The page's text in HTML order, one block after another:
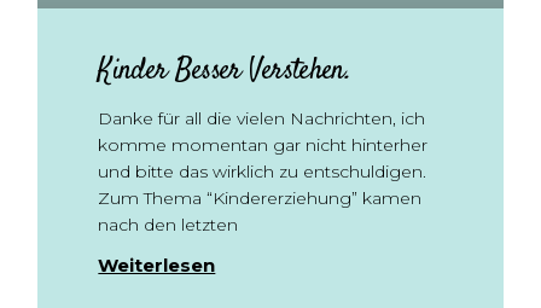
Kinder Besser Verstehen.
Danke für all die vielen Nachrichten, ich
komme momentan gar nicht hinterher
und bitte das wirklich zu entschuldigen.
Zum Thema “Kindererziehung” kamen
nach den letzten
Weiterlesen